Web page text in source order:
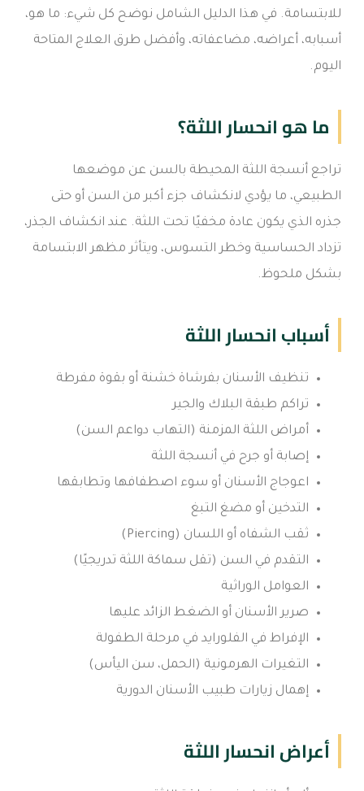
للابتسامة. في هذا الدليل الشامل نوضح كل شيء: ما هو،
أسبابه، أعراضه، مضاعفاته، وأفضل طرق العلاج المتاحة
اليوم.
ما هو انحسار اللثة؟
تراجع أنسجة اللثة المحيطة بالسن عن موضعها
الطبيعي، ما يؤدي لانكشاف جزء أكبر من السن أو حتى
جذره الذي يكون عادة مخفيًا تحت اللثة. عند انكشاف الجذر،
تزداد الحساسية وخطر التسوس، ويتأثر مظهر الابتسامة
بشكل ملحوظ.
أسباب انحسار اللثة
تنظيف الأسنان بفرشاة خشنة أو بقوة مفرطة
تراكم طبقة البلاك والجير
أمراض اللثة المزمنة (التهاب دواعم السن)
إصابة أو جرح في أنسجة اللثة
اعوجاج الأسنان أو سوء اصطفافها وتطابقها
التدخين أو مضغ التبغ
ثقب الشفاه أو اللسان (Piercing)
التقدم في السن (تقل سماكة اللثة تدريجيًا)
العوامل الوراثية
صرير الأسنان أو الضغط الزائد عليها
الإفراط في الفلورايد في مرحلة الطفولة
التغيرات الهرمونية (الحمل، سن اليأس)
إهمال زيارات طبيب الأسنان الدورية
أعراض انحسار اللثة